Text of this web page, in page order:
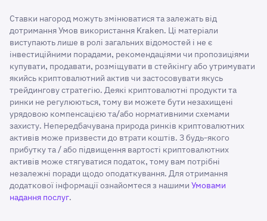
Ставки нагород можуть змінюватися та залежать від
дотримання Умов використання Kraken. Ці матеріали
виступають лише в ролі загальних відомостей і не є
інвестиційними порадами, рекомендаціями чи пропозиціями
купувати, продавати, розміщувати в стейкінгу або утримувати
якийсь криптовалютний актив чи застосовувати якусь
трейдингову стратегію. Деякі криптовалютні продукти та
ринки не регулюються, тому ви можете бути незахищені
урядовою компенсацією та/або нормативними схемами
захисту. Непередбачувана природа ринків криптовалютних
активів може призвести до втрати коштів. З будь-якого
прибутку та / або підвищення вартості криптовалютних
активів може стягуватися податок, тому вам потрібні
незалежні поради щодо оподаткування. Для отримання
додаткової інформації ознайомтеся з нашими Умовами
надання послуг.